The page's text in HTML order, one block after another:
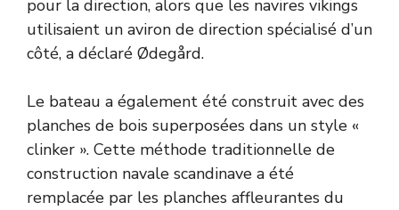
pour la direction, alors que les navires vikings
utilisaient un aviron de direction spécialisé d’un
côté, a déclaré Ødegård.
Le bateau a également été construit avec des
planches de bois superposées dans un style «
clinker ». Cette méthode traditionnelle de
construction navale scandinave a été
remplacée par les planches affleurantes du